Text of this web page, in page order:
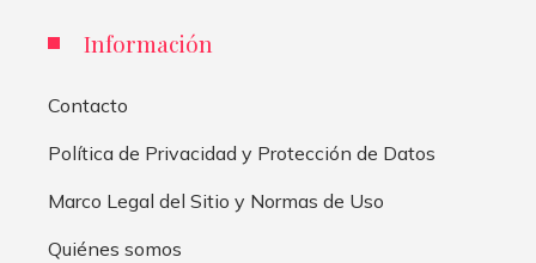
Información
Contacto
Política de Privacidad y Protección de Datos
Marco Legal del Sitio y Normas de Uso
Quiénes somos